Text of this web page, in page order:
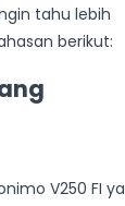
tahu lebih
berikut:
V250 FI